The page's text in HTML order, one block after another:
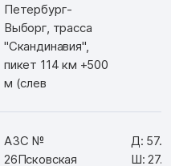
Петербург-
Выборг, трасса
"Скандинавия",
пикет 114 км +500
м (слев
АЗС №
26Псковская
Д:
Ш: